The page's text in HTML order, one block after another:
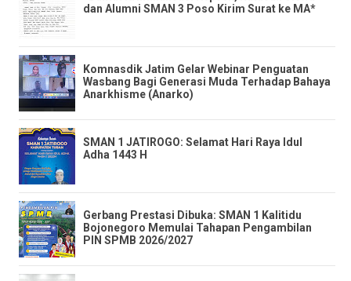
dan Alumni SMAN 3 Poso Kirim Surat ke MA*
Komnasdik Jatim Gelar Webinar Penguatan
Wasbang Bagi Generasi Muda Terhadap Bahaya
Anarkhisme (Anarko)
SMAN 1 JATIROGO: Selamat Hari Raya Idul
Adha 1443 H
​Gerbang Prestasi Dibuka: SMAN 1 Kalitidu
Bojonegoro Memulai Tahapan Pengambilan
PIN SPMB 2026/2027